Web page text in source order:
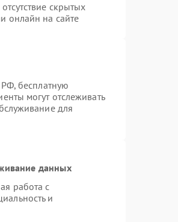
скрытых
онлайн на сайте
бесплатную
могут отслеживать
для
данных
работа с
и